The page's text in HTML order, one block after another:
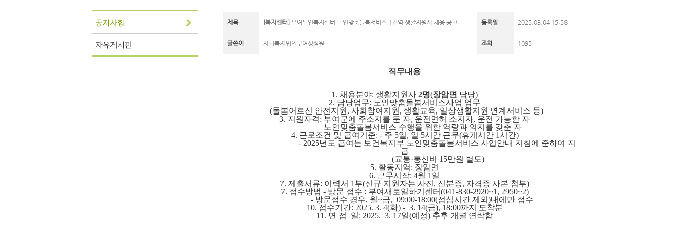
제목 [복지센터] 부여노인복지센터 노인맞춤돌봄서비스 1권역 생활지원사 채용 공고 등록일 2025.03.04 15:58
글쓴이 사회복지법인부여성심원 조회 1095
직무내용
1. 채용분야: 생활지원사 2명(장암면 담당)
2. 담당업무: 노인맞춤돌봄서비스사업 업무
(돌봄어르신 안전지원, 사회참여지원, 생활교육, 일상생활지원 연계서비스 등)
3. 지원자격: 부여군에 주소지를 둔 자, 운전면허 소지자, 운전 가능한 자
노인맞춤돌봄서비스 수행을 위한 역량과 의지를 갖춘 자
4. 근로조건 및 급여기준: - 주 5일, 일 5시간 근무(휴게시간 1시간)
- 2025년도 급여는 보건복지부 노인맞춤돌봄서비스 사업안내 지침에 준하여 지
급
(교통·통신비 15만원 별도)
5. 활동지역: 장암면
6. 근무시작: 4월 1일
7. 제출서류: 이력서 1부(신규 지원자는 사진, 신분증, 자격증 사본 첨부)
7. 접수방법 - 방문 접수 : 부여새로일하기센터(041-830-2920~1, 2950~2)
- 방문접수 경우, 월~금, 09:00-18:00(점심시간 제외)내에만 접수
10. 접수기간: 2025. 3. 4(화) - 3. 14(금), 18:00까지 도착분
11. 면 접 일: 2025. 3. 17일(예정) 추후 개별 연락함